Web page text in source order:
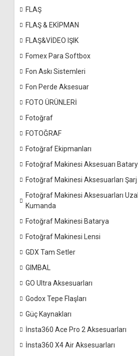
FLAŞ
FLAŞ & EKİPMAN
FLAŞ&VİDEO IŞIK
Fomex Para Softbox
Fon Askı Sistemleri
Fon Perde Aksesuar
FOTO ÜRÜNLERİ
Fotoğraf
FOTOĞRAF
Fotoğraf Ekipmanları
Fotoğraf Makinesi Aksesuarı
Fotoğraf Makinesi Aksesuarları Şarj
Fotoğraf Makinesi Aksesuarları
Kumanda
Fotoğraf Makinesi Batarya
Fotoğraf Makinesi Lensi
GDX Tam Setler
GIMBAL
GO Ultra Aksesuarları
Godox Tepe Flaşları
Güç Kaynakları
İnsta360 Ace Pro 2 Aksesuarları
İnsta360 X4 Air Aksesuarları